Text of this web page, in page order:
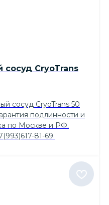
сосуд CryoTrans
сосуд CryoTrans 50
подлинности и
по Москве и РФ.
81-69.